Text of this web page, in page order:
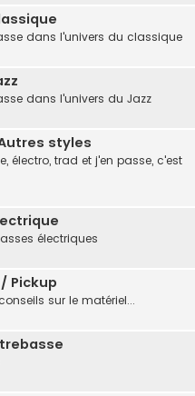
dans l'univers du classique
dans l'univers du Jazz
styles
électro, trad et j'en passe, c'est
électriques
Pickup
sur le matériel...